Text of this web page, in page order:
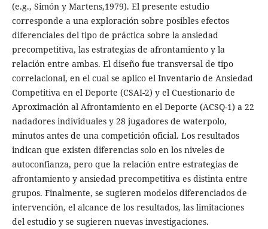
(e.g., Simón y Martens,1979). El presente estudio
corresponde a una exploración sobre posibles efectos
diferenciales del tipo de práctica sobre la ansiedad
precompetitiva, las estrategias de afrontamiento y la
relación entre ambas. El diseño fue transversal de tipo
correlacional, en el cual se aplico el Inventario de Ansiedad
Competitiva en el Deporte (CSAI-2) y el Cuestionario de
Aproximación al Afrontamiento en el Deporte (ACSQ-1) a 22
nadadores individuales y 28 jugadores de waterpolo,
minutos antes de una competición oficial. Los resultados
indican que existen diferencias solo en los niveles de
autoconfianza, pero que la relación entre estrategias de
afrontamiento y ansiedad precompetitiva es distinta entre
grupos. Finalmente, se sugieren modelos diferenciados de
intervención, el alcance de los resultados, las limitaciones
del estudio y se sugieren nuevas investigaciones.